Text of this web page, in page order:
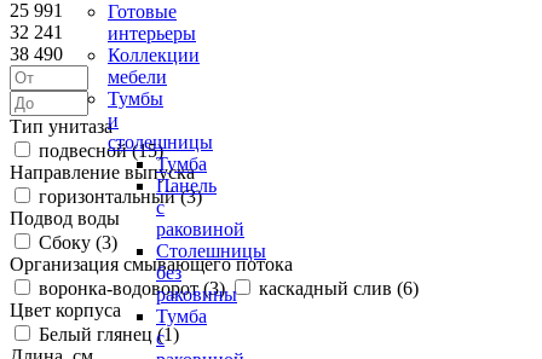
Готовые
интерьеры
Коллекции
мебели
Тумбы
и
столешницы
Тумба
Панель
с
раковиной
Столешницы
без
раковины
Тумба
с
25 991
32 241
38 490
Тип унитаза
подвесной (15)
Направление выпуска
горизонтальный (3)
Подвод воды
Сбоку (3)
Организация смывающего потока
воронка-водоворот (3) каскадный слив (6)
Цвет корпуса
Белый глянец (1)